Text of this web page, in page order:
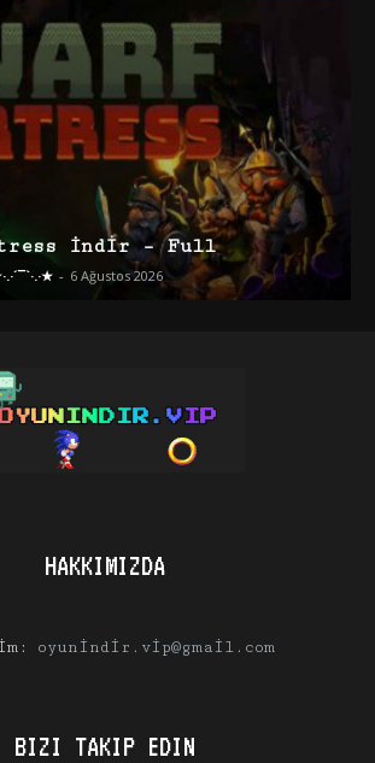
İndir – Full
- 6 Ağustos 2026
HAKKIMIZDA
oyunindir.vip@gmail.com
BIZI TAKIP EDIN